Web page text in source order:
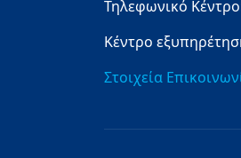
Τηλεφωνικό
Κέντρο
Στοιχεία